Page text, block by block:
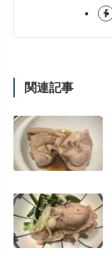
関連記事